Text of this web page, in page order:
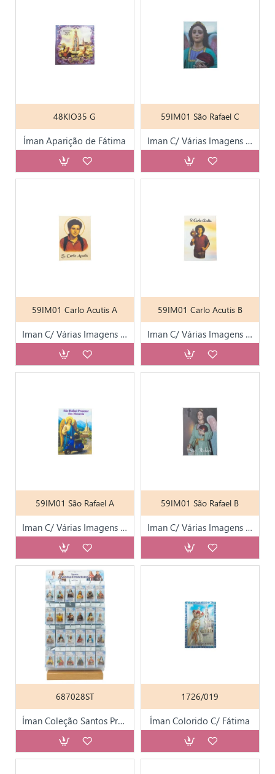
48KIO35 G
Íman Aparição de Fátima
59IM01 São Rafael C
Iman C/ Várias Imagens de Fátima
59IM01 Carlo Acutis A
Iman C/ Várias Imagens de Fátima
59IM01 Carlo Acutis B
Iman C/ Várias Imagens de Fátima
59IM01 São Rafael A
Iman C/ Várias Imagens de Fátima
59IM01 São Rafael B
Iman C/ Várias Imagens de Fátima
687028ST
Íman Coleção Santos Protetores
1726/019
Íman Colorido C/ Fátima